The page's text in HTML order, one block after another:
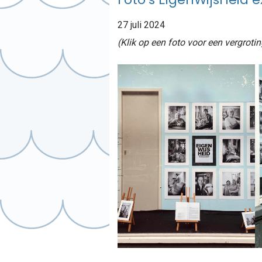
27 juli 2024
(Klik op een foto voor een